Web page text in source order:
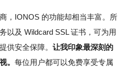
，IONOS 的功能却相当丰富。所
以及 Wildcard SSL 证书，可为用
供安全保障。 让我印象最深刻的
。 每位用户都可以免费享受专属